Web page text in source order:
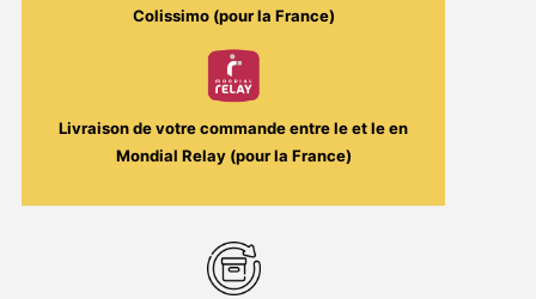
Colissimo (pour la France)
Livraison de votre commande entre leet leen
Mondial Relay (pour la France)